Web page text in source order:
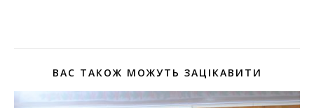
ВАС ТАКОЖ МОЖУТЬ ЗАЦІКАВИТИ